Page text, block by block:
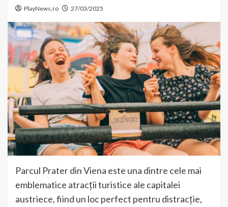
PlayNews.ro 27/03/2025
Parcul Prater din Viena este una dintre cele mai
emblematice atracții turistice ale capitalei
austriece, fiind un loc perfect pentru distracție,